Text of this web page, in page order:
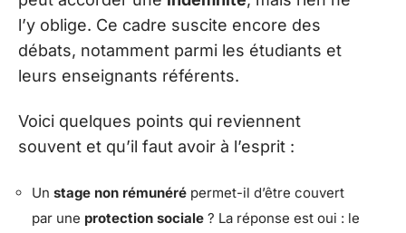
l’y oblige. Ce cadre suscite encore des
débats, notamment parmi les étudiants et
leurs enseignants référents.
Voici quelques points qui reviennent
souvent et qu’il faut avoir à l’esprit :
Un stage non rémunéré permet-il d’être couvert
par une protection sociale ? La réponse est oui : le